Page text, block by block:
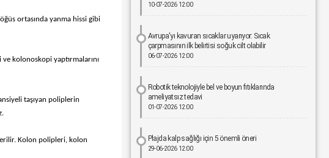
ortasında yanma hissi gibi
kolonoskopi yaptırmalarını
taşıyan poliplerin
Kolon polipleri, kolon
10-07-2026 12:00
Avrupa'yı kavuran sıcaklar uyarıyor: Sıcak
çarpmasının ilk belirtisi soğuk cilt olabilir
06-07-2026 12:00
Robotik teknolojiyle bel ve boyun fıtıklarında
ameliyatsız tedavi
01-07-2026 12:00
Plajda kalp sağlığı için 5 önemli öneri
29-06-2026 12:00